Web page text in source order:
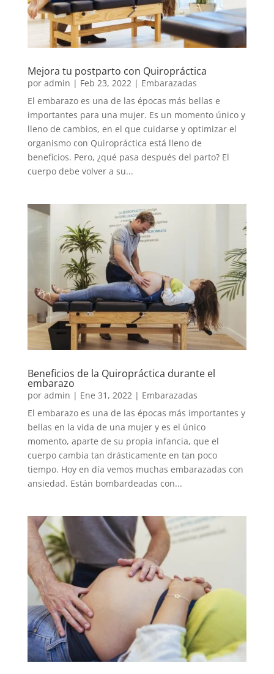
Mejora tu postparto con Quiropráctica
por admin | Feb 23, 2022 | Embarazadas
El embarazo es una de las épocas más bellas e
importantes para una mujer. Es un momento único y
lleno de cambios, en el que cuidarse y optimizar el
organismo con Quiropráctica está lleno de
beneficios. Pero, ¿qué pasa después del parto? El
cuerpo debe volver a su...
Beneficios de la Quiropráctica durante el
embarazo
por admin | Ene 31, 2022 | Embarazadas
El embarazo es una de las épocas más importantes y
bellas en la vida de una mujer y es el único
momento, aparte de su propia infancia, que el
cuerpo cambia tan drásticamente en tan poco
tiempo. Hoy en día vemos muchas embarazadas con
ansiedad. Están bombardeadas con...